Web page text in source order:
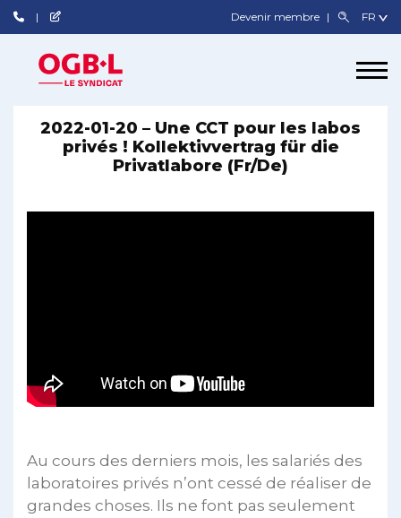
Devenir membre
2022-01-20 – Une CCT pour les labos
privés ! Kollektivvertrag für die
Privatlabore (Fr/De)
Au cours des derniers mois, les salariés des
laboratoires privés n’ont cessé de réaliser de
grandes choses. Ils ne font pas seulement